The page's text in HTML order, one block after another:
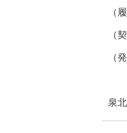
（
（
（
泉